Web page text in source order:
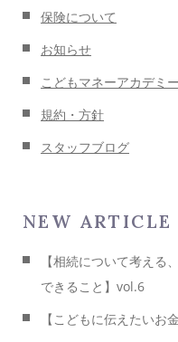
保険について
お知らせ
こどもマネーアカデミー
規約・方針
スタッフブログ
NEW ARTICLE
【相続について考える
できること】vol.6
【こどもに伝えたいお